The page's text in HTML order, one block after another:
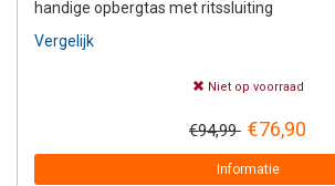
handige opbergtas met ritssluiting
Vergelijk
Niet op voorraad
€94,99 €76,90
Informatie